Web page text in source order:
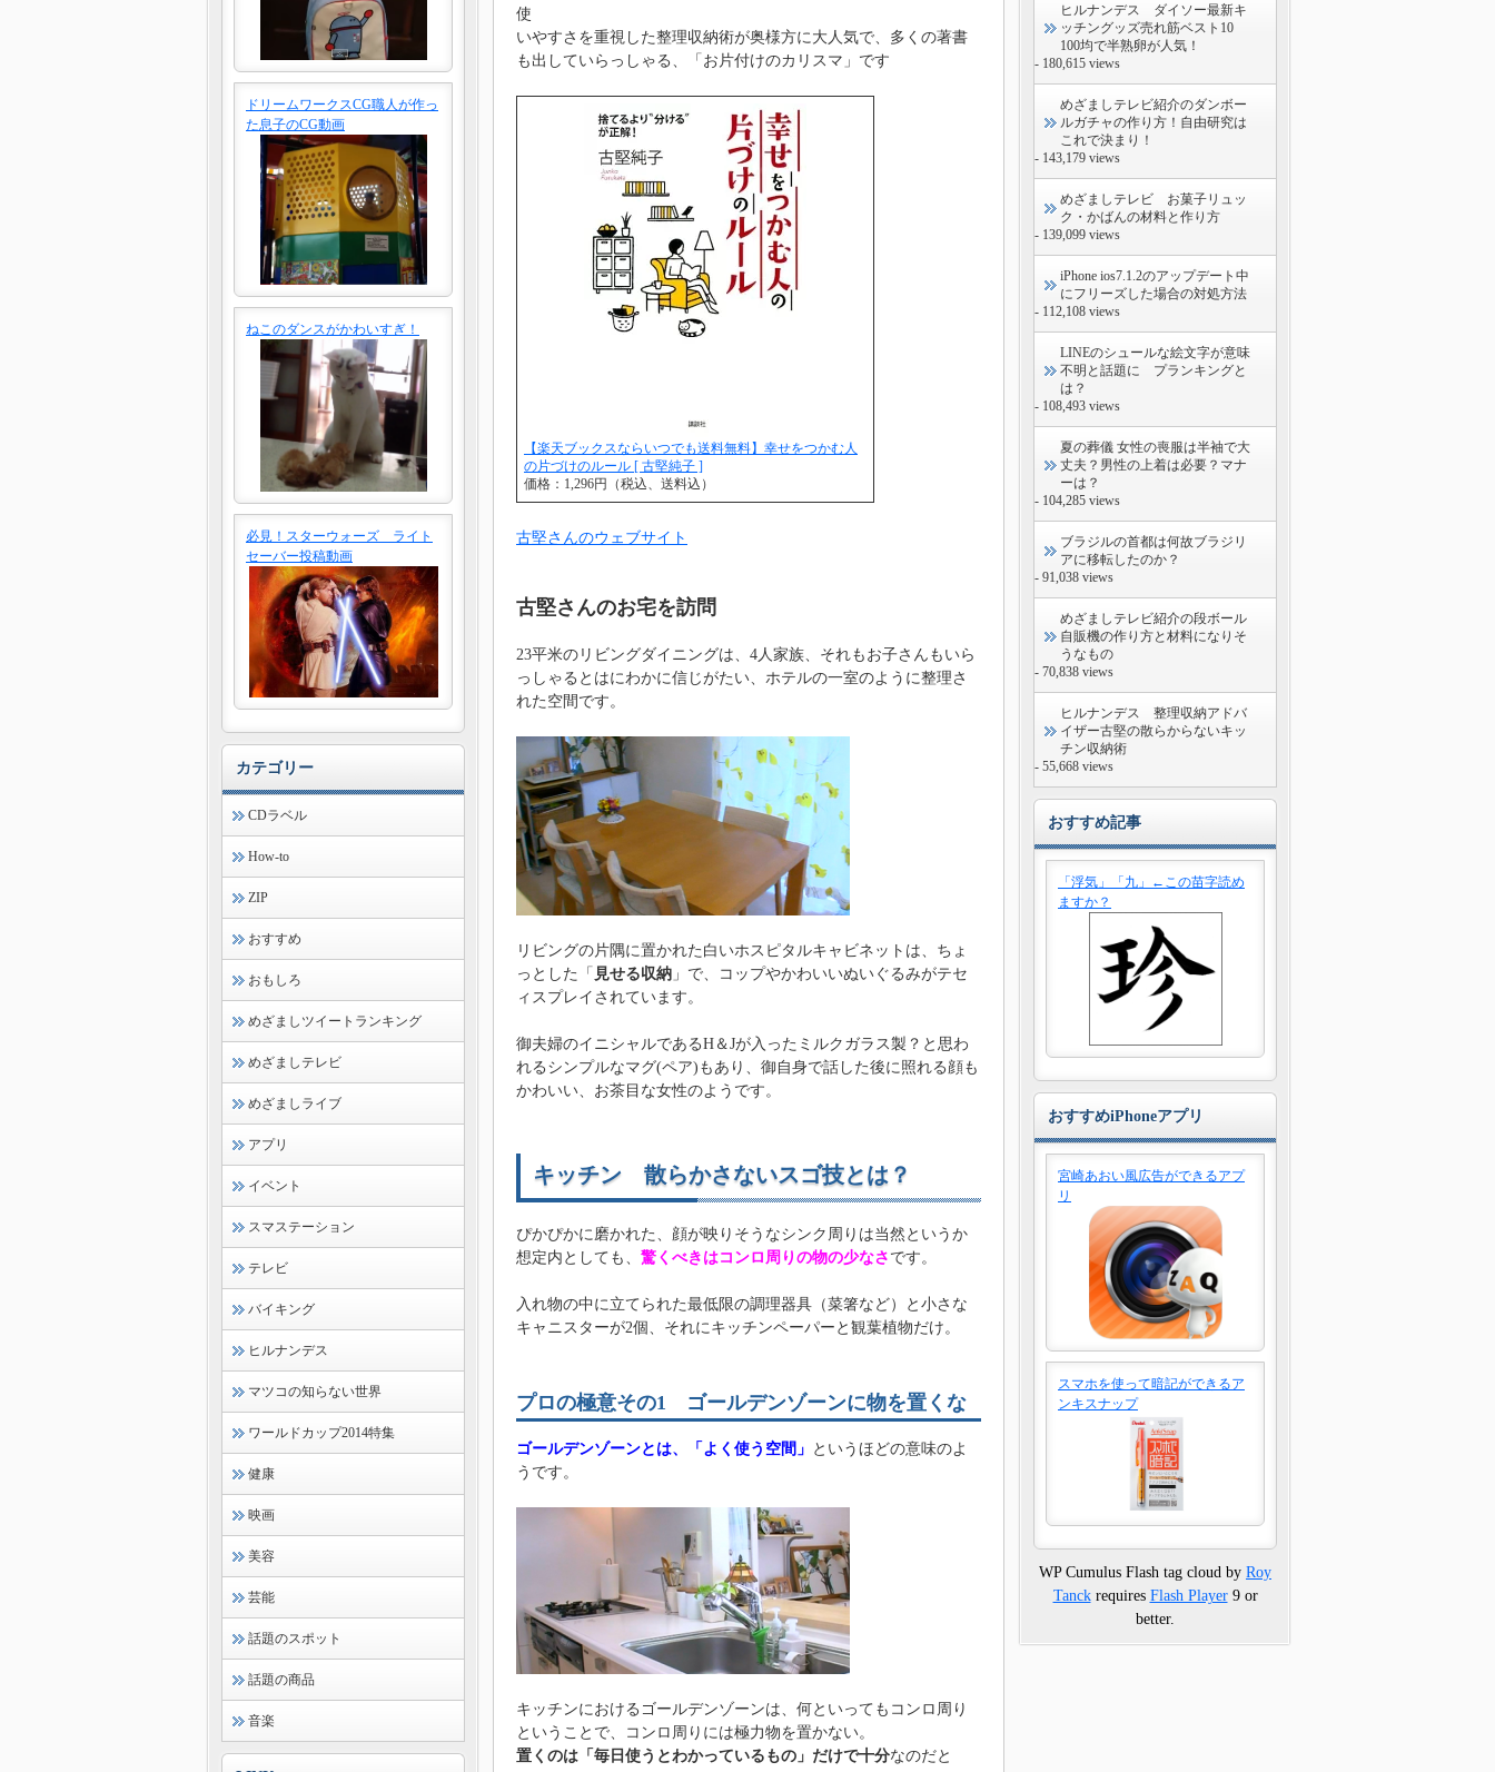
使
いやすさを重視した整理収納術が奥様方に大人気で、多くの著書
も出していらっしゃる、「お片付けのカリスマ」です
【楽天ブックスならいつでも送料無料】幸せをつかむ人
の片づけのルール [ 古堅純子 ]
価格：1,296円（税込、送料込）
古堅さんのウェブサイト
古堅さんのお宅を訪問
23平米のリビングダイニングは、4人家族、それもお子さんもいら
っしゃるとはにわかに信じがたい、ホテルの一室のように整理さ
れた空間です。
リビングの片隅に置かれた白いホスピタルキャビネットは、ちょ
っとした「 見せる収納 」で、コップやかわいいぬいぐるみがテセ
ィスプレイされています。
御夫婦のイニシャルであるH＆Jが入ったミルクガラス製？と思わ
れるシンプルなマグ(ペア)もあり、御自身で話した後に照れる顔も
かわいい、お茶目な女性のようです。
キッチン 散らかさないスゴ技とは？
ぴかぴかに磨かれた、顔が映りそうなシンク周りは当然というか
想定内としても、 驚くべきはコンロ周りの物の少なさ です。
入れ物の中に立てられた最低限の調理器具（菜箸など）と小さな
キャニスターが2個、それにキッチンペーパーと観葉植物だけ。
プロの極意その1 ゴールデンゾーンに物を置くな
ゴールデンゾーンとは、「よく使う空間」 というほどの意味のよ
うです。
キッチンにおけるゴールデンゾーンは、何といってもコンロ周り
ということで、コンロ周りには極力物を置かない。
置くのは「毎日使うとわかっているもの」だけで十分なのだと
ドリームワークスCG職人が作っ
た息子のCG動画
ねこのダンスがかわいすぎ！
必見！スターウォーズ ライト
セーバー投稿動画
カテゴリー
CDラベル
How-to
ZIP
おすすめ
おもしろ
めざましツイートランキング
めざましテレビ
めざましライブ
アプリ
イベント
スマステーション
テレビ
バイキング
ヒルナンデス
マツコの知らない世界
ワールドカップ2014特集
健康
映画
美容
芸能
話題のスポット
話題の商品
音楽
ヒルナンデス ダイソー最新キ
ッチングッズ売れ筋ベスト10
100均で半熟卵が人気！
- 180,615 views
めざましテレビ紹介のダンボー
ルガチャの作り方！自由研究は
これで決まり！
- 143,179 views
めざましテレビ お菓子リュッ
ク・かばんの材料と作り方
- 139,099 views
iPhone ios7.1.2のアップデート中
にフリーズした場合の対処方法
- 112,108 views
LINEのシュールな絵文字が意味
不明と話題に プランキングと
は？
- 108,493 views
夏の葬儀 女性の喪服は半袖で大
丈夫？男性の上着は必要？マナ
ーは？
- 104,285 views
ブラジルの首都は何故ブラジリ
アに移転したのか？
- 91,038 views
めざましテレビ紹介の段ボール
自販機の作り方と材料になりそ
うなもの
- 70,838 views
ヒルナンデス 整理収納アドバ
イザー古堅の散らからないキッ
チン収納術
- 55,668 views
おすすめ記事
「浮気」「九」←この苗字読め
ますか？
おすすめiPhoneアプリ
宮崎あおい風広告ができるアプ
リ
スマホを使って暗記ができるア
ンキスナップ
WP Cumulus Flash tag cloud by Roy
Tanckrequires Flash Player9 or
better.